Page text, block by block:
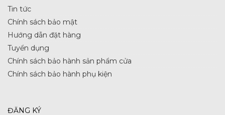
Tin tức
Chính sách bảo mật
Hướng dẫn đặt hàng
Tuyển dụng
Chính sách bảo hành sản phẩm cửa
Chính sách bảo hành phụ kiện
ĐĂNG KÝ